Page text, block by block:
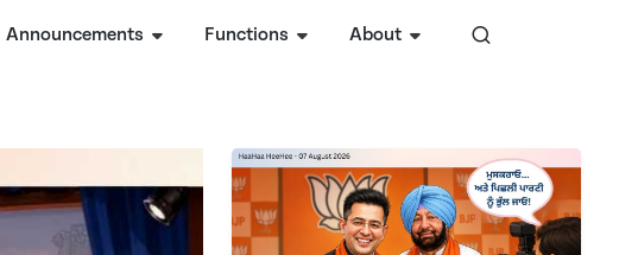
Announcements Functions About